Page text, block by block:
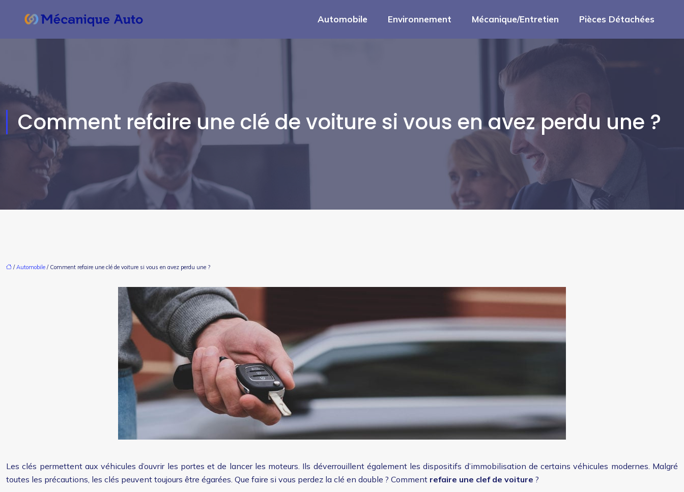
Automobile Environnement Mécanique/Entretien Pièces Détachées
Comment refaire une clé de voiture si vous en avez perdu une ?
/Automobile / Comment refaire une clé de voiture si vous en avez perdu une ?
Les clés permettent aux véhicules d’ouvrir les portes et de lancer les moteurs. Ils déverrouillent également les dispositifs d’immobilisation de certains véhicules modernes. Malgré
toutes les précautions, les clés peuvent toujours être égarées. Que faire si vous perdez la clé en double ? Comment refaire une clef de voiture ?